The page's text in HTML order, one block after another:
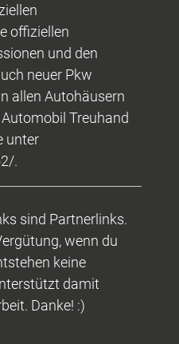
offiziellen
und den
neuer Pkw
allen Autohäusern
Treuhand
unter
.
sind Partnerlinks.
wenn du
keine
damit
Danke! :)